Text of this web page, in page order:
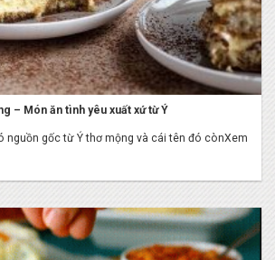
– Món ăn tình yêu xuất xứ từ Ý
nguồn gốc từ Ý thơ mộng và cái tên đó cònXem